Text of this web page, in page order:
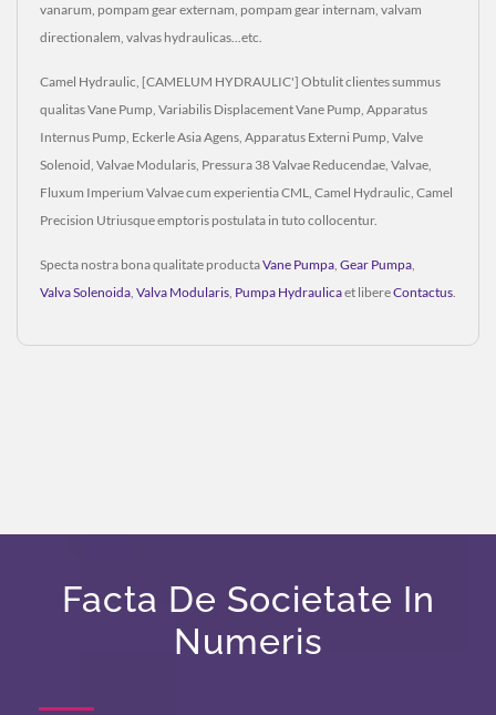
vanarum, pompam gear externam, pompam gear internam, valvam
directionalem, valvas hydraulicas...etc.
Camel Hydraulic, [CAMELUM HYDRAULIC'] Obtulit clientes summus
qualitas Vane Pump, Variabilis Displacement Vane Pump, Apparatus
Internus Pump, Eckerle Asia Agens, Apparatus Externi Pump, Valve
Solenoid, Valvae Modularis, Pressura 38 Valvae Reducendae, Valvae,
Fluxum Imperium Valvae cum experientia CML, Camel Hydraulic, Camel
Precision Utriusque emptoris postulata in tuto collocentur.
Specta nostra bona qualitate productaVane Pumpa, Gear Pumpa,
Valva Solenoida, Valva Modularis, Pumpa Hydraulicaet libereContactus.
Facta De Societate In
Numeris